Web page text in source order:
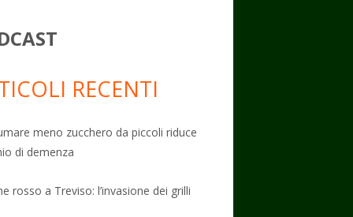
RECENTI
meno zucchero da piccoli riduce
di demenza
rosso a Treviso: l’invasione dei grilli